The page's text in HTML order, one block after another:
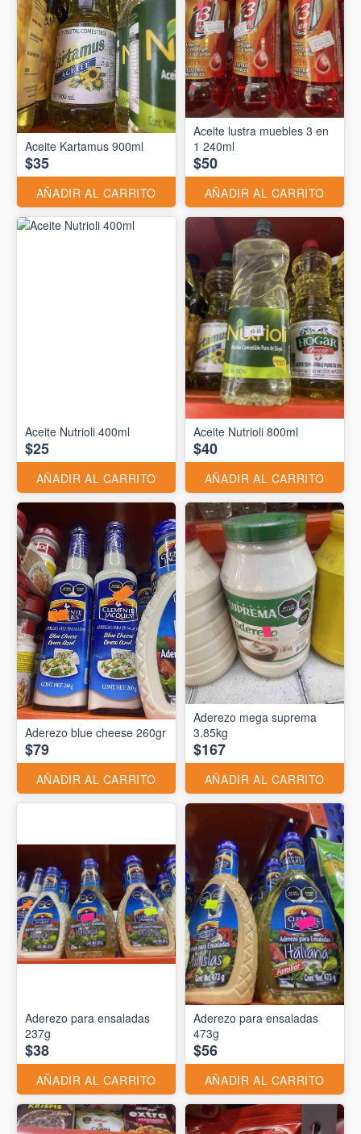
Aceite Kartamus 900ml
$35
AÑADIR AL CARRITO
Aceite lustra muebles 3 en
1 240ml
$50
AÑADIR AL CARRITO
Aceite Nutrioli 400ml
$25
AÑADIR AL CARRITO
Aceite Nutrioli 800ml
$40
AÑADIR AL CARRITO
Aderezo blue cheese 260gr
$79
AÑADIR AL CARRITO
Aderezo mega suprema
3.85kg
$167
AÑADIR AL CARRITO
Aderezo para ensaladas
237g
$38
AÑADIR AL CARRITO
Aderezo para ensaladas
473g
$56
AÑADIR AL CARRITO